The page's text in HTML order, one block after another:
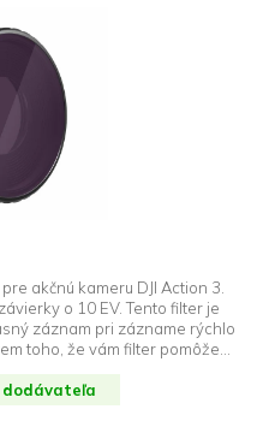
akčnú kameru DJI Action 3.
o 10 EV. Tento filter je
záznam pri zázname rýchlo
toho, že vám filter pomôže
Účinne pomáha dosiahnuť
pri natáčaní vonku.
dodávateľa